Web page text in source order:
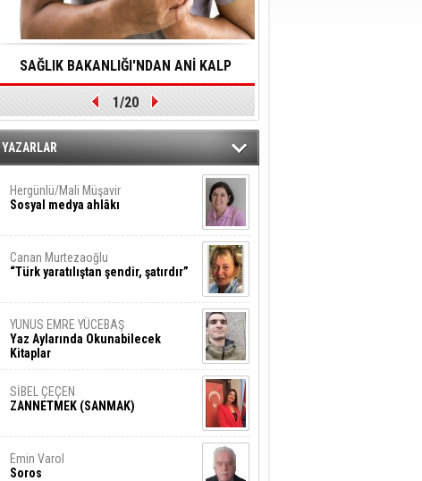
SAĞLIK BAKANLIĞI'NDAN ANİ KALP
DURMALARINA HIZLI MÜDAHALE
EDİLMESİNE YÖNELİK ÖNLENMESİ İÇİN
ÖNEMLİ ADIM
1/20
YAZARLAR
Hergünlü/Mali Müşavir
Sosyal medya ahlâkı
Canan Murtezaoğlu
“Türk yaratılıştan şendir, şatırdır”
YUNUS EMRE YÜCEBAŞ
Yaz Aylarında Okunabilecek
Kitaplar
SİBEL ÇEÇEN
ZANNETMEK (SANMAK)
Emin Varol
Soros